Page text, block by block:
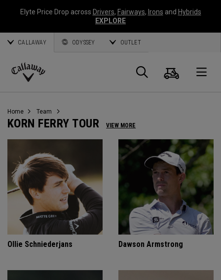
Elyte Price Drop across Drivers, Fairways, Irons and Hybrids
EXPLORE
CALLAWAY ODYSSEY OUTLET
Callaway
Panier
Home Team
KORN FERRY TOUR VIEW MORE
Ollie Schniederjans Dawson Armstrong